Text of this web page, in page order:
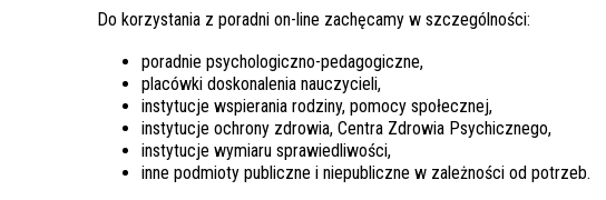
Do korzystania z poradni on-line zachęcamy w szczególności:
poradnie psychologiczno-pedagogiczne,
placówki doskonalenia nauczycieli,
instytucje wspierania rodziny, pomocy społecznej,
instytucje ochrony zdrowia, Centra Zdrowia Psychicznego,
instytucje wymiaru sprawiedliwości,
inne podmioty publiczne i niepubliczne w zależności od potrzeb.